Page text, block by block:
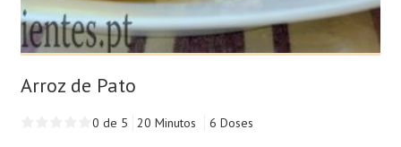
Arroz de Pato
0 de 5 20 Minutos 6 Doses